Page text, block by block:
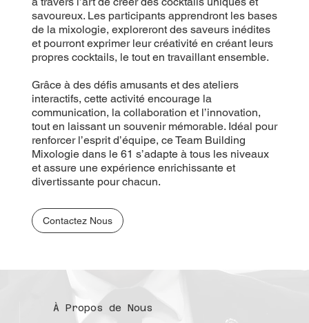
savoureux. Les participants apprendront les bases
de la mixologie, exploreront des saveurs inédites
et pourront exprimer leur créativité en créant leurs
propres cocktails, le tout en travaillant ensemble.
Grâce à des défis amusants et des ateliers
interactifs, cette activité encourage la
communication, la collaboration et l’innovation,
tout en laissant un souvenir mémorable. Idéal pour
renforcer l’esprit d’équipe, ce Team Building
Mixologie dans le 61 s’adapte à tous les niveaux
et assure une expérience enrichissante et
divertissante pour chacun.
Contactez Nous
À Propos de Nous